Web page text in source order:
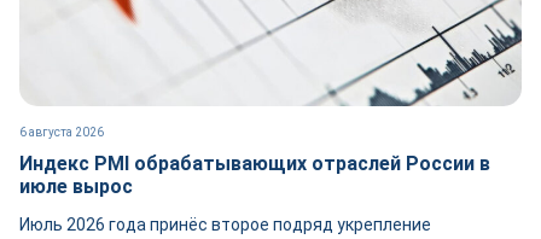
6 августа 2026
Индекс PMI обрабатывающих отраслей России в
июле вырос
Июль 2026 года принёс второе подряд укрепление